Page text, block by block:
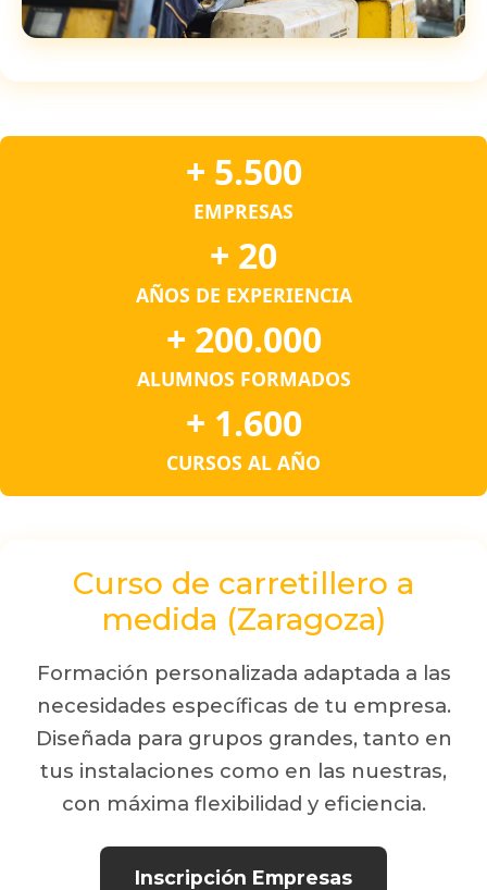
+ 5.500
EMPRESAS
+ 20
AÑOS DE EXPERIENCIA
+ 200.000
ALUMNOS FORMADOS
+ 1.600
CURSOS AL AÑO
Curso de carretillero a
medida (Zaragoza)
Formación personalizada adaptada a las
necesidades específicas de tu empresa.
Diseñada para grupos grandes, tanto en
tus instalaciones como en las nuestras,
con máxima flexibilidad y eficiencia.
Inscripción Empresas